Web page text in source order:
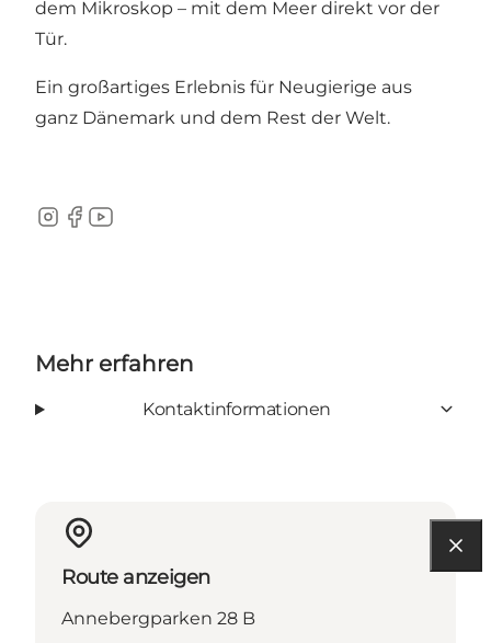
dem Mikroskop – mit dem Meer direkt vor der
Tür.
Ein großartiges Erlebnis für Neugierige aus
ganz Dänemark und dem Rest der Welt.
Instagram
Facebook
YouTube
Mehr erfahren
Kontaktinformationen
Route anzeigen
Annebergparken 28 B